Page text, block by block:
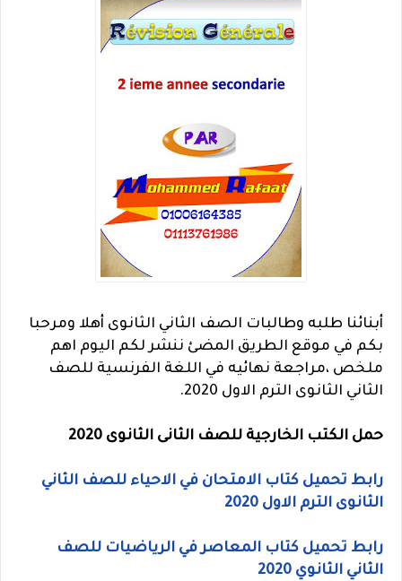
أبنائنا طلبه وطالبات الصف الثاني الثانوى أهلا ومرحبا
بكم في موقع الطريق المضئ ننشر لكم اليوم اهم
ملخص ،مراجعة نهائيه في اللغة الفرنسية للصف
الثاني الثانوى الترم الاول 2020.
حمل الكتب الخارجية للصف الثانى الثانوى 2020
رابط تحميل كتاب الامتحان في الاحياء للصف الثاني
الثانوى الترم الاول 2020
رابط تحميل كتاب المعاصر في الرياضيات للصف
الثاني الثانوي 2020